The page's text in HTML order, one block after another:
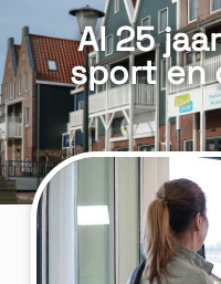
Al 25
sport en